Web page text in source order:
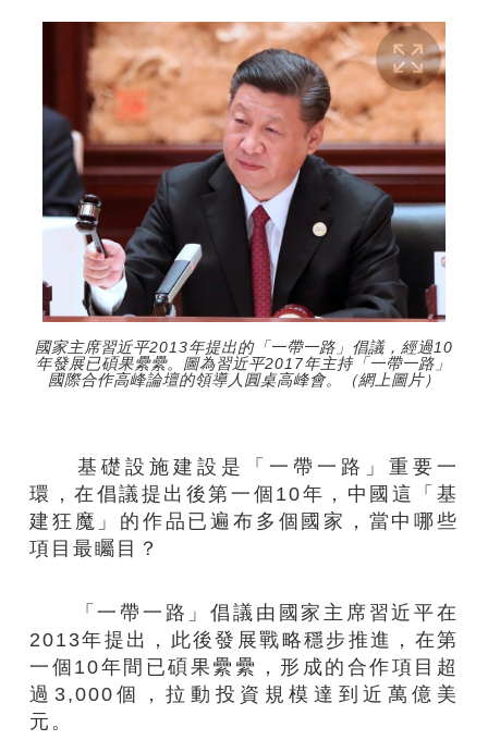
國家主席習近平2013年提出的「一帶一路」倡議，經過10
年發展已碩果纍纍。圖為習近平2017年主持「一帶一路」
國際合作高峰論壇的領導人圓桌高峰會。（網上圖片）
基礎設施建設是「一帶一路」重要一
環，在倡議提出後第一個10年，中國這「基
建狂魔」的作品已遍布多個國家，當中哪些
項目最矚目？
「一帶一路」倡議由國家主席習近平在
2013年提出，此後發展戰略穩步推進，在第
一個10年間已碩果纍纍，形成的合作項目超
過3,000個，拉動投資規模達到近萬億美
元。